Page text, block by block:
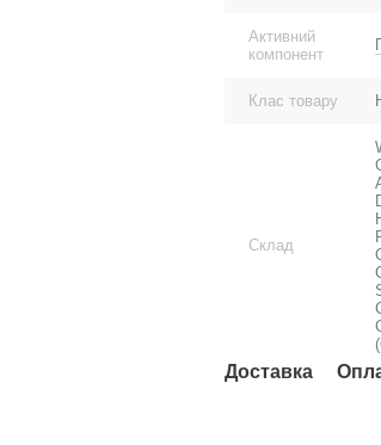
Активний
компонент
Клас товару
Склад
Доставка